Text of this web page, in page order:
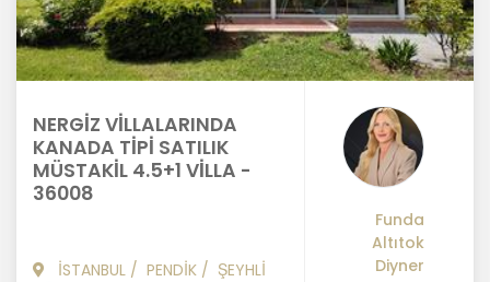
NERGİZ VİLLALARINDA
KANADA TİPİ SATILIK
MÜSTAKİL 4.5+1 VİLLA -
36008
İSTANBUL / PENDİK / ŞEYHLİ
Funda
Altıtok
Diyner